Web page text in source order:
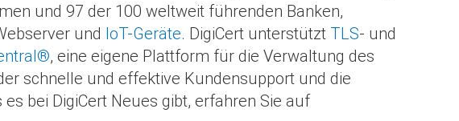
und 97 der 100 weltweit führenden Banken,
und IoT-Geräte. DigiCert unterstützt TLS- und
, eine eigene Plattform für die Verwaltung des
schnelle und effektive Kundensupport und die
bei DigiCert Neues gibt, erfahren Sie auf